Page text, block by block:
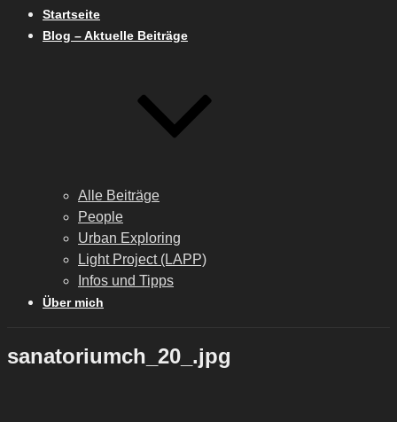
Startseite
Blog – Aktuelle Beiträge
Alle Beiträge
People
Urban Exploring
Light Project (LAPP)
Infos und Tipps
Über mich
sanatoriumch_20_.jpg